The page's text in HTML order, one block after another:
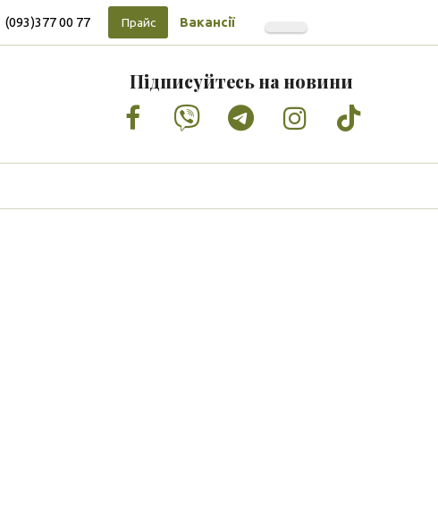
(093)377 00 77 Прайс Вакансії
Підписуйтесь на новини
Facebook
VimeoTumblrInstagram
Tiktok